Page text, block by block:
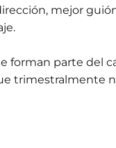
mejor
forman parte del
trimestralmente